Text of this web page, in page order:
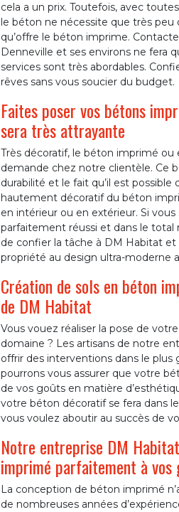
cela a un prix. Toutefois, avec
le béton ne nécessite que très peu
qu’offre le béton imprime.
Denneville et ses environs ne fera
services sont très abordables.
rêves sans vous soucier du budget.
Faites poser vos bétons
sera très attrayante
Très décoratif, le béton imprimé
demande chez notre clientèle. Ce
durabilité et le fait qu’il est
hautement décoratif du béton
en intérieur ou en extérieur. Si
parfaitement réussi et dans le total
de confier la tâche à DM Habitat
propriété au design ultra-moderne
Création de sols en béton
de DM Habitat
Vous vouez réaliser la pose de
domaine ? Les artisans de notre
offrir des interventions dans le
pourrons vous assurer que votre
de vos goûts en matière
votre béton décoratif se fera dans
vous voulez aboutir au succès de
Notre entreprise DM
imprimé parfaitement à vos
La conception de béton imprimé
de nombreuses années